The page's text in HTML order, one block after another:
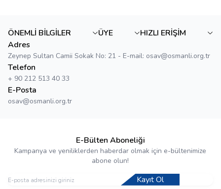
ÖNEMLİ BİLGİLER ÜYE
HIZLI ERİŞİM
Adres
Zeynep Sultan Camii Sokak No: 21 - E-mail: osav@osmanli.org.tr
Telefon
+ 90 212 513 40 33
E-Posta
osav@osmanli.org.tr
E-Bülten Aboneliği
Kampanya ve yeniliklerden haberdar olmak için e-bültenimize
abone olun!
Kayıt Ol